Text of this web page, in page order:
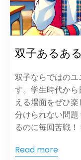
双子あるあ
双子ならではの
す。学生時代か
える場面をぜひ
分けられない問
るのに毎回苦戦
Read more